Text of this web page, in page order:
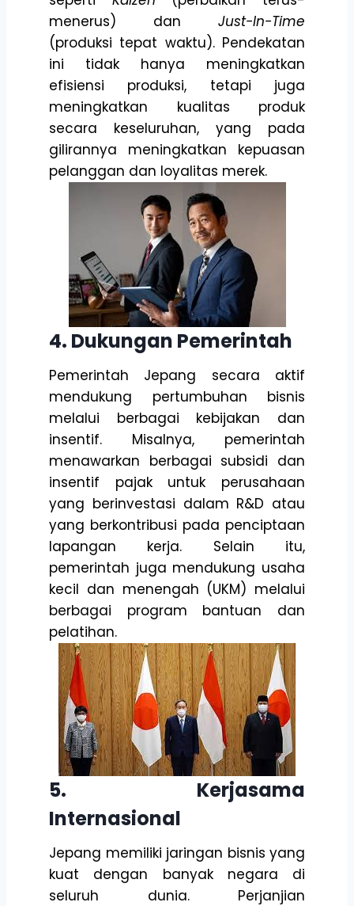
menerus) dan Just-In-Time
(produksi tepat waktu). Pendekatan
ini tidak hanya meningkatkan
efisiensi produksi, tetapi juga
meningkatkan kualitas produk
secara keseluruhan, yang pada
gilirannya meningkatkan kepuasan
pelanggan dan loyalitas merek.
4. Dukungan Pemerintah
Pemerintah Jepang secara aktif
mendukung pertumbuhan bisnis
melalui berbagai kebijakan dan
insentif. Misalnya, pemerintah
menawarkan berbagai subsidi dan
insentif pajak untuk perusahaan
yang berinvestasi dalam R&D atau
yang berkontribusi pada penciptaan
lapangan kerja. Selain itu,
pemerintah juga mendukung usaha
kecil dan menengah (UKM) melalui
berbagai program bantuan dan
pelatihan.
5. Kerjasama
Internasional
Jepang memiliki jaringan bisnis yang
kuat dengan banyak negara di
seluruh dunia. Perjanjian